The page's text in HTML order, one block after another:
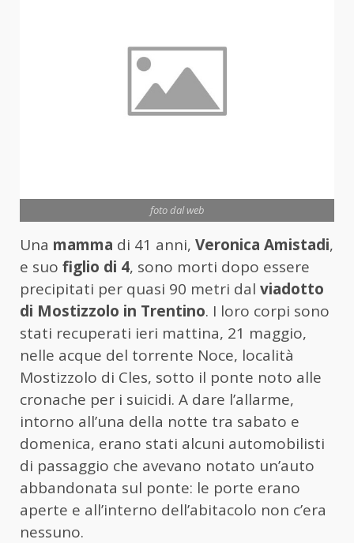
foto dal web
Una mamma di 41 anni, Veronica Amistadi,
e suo figlio di 4, sono morti dopo essere
precipitati per quasi 90 metri dal viadotto
di Mostizzolo in Trentino. I loro corpi sono
stati recuperati ieri mattina, 21 maggio,
nelle acque del torrente Noce, località
Mostizzolo di Cles, sotto il ponte noto alle
cronache per i suicidi. A dare l’allarme,
intorno all’una della notte tra sabato e
domenica, erano stati alcuni automobilisti
di passaggio che avevano notato un’auto
abbandonata sul ponte: le porte erano
aperte e all’interno dell’abitacolo non c’era
nessuno.